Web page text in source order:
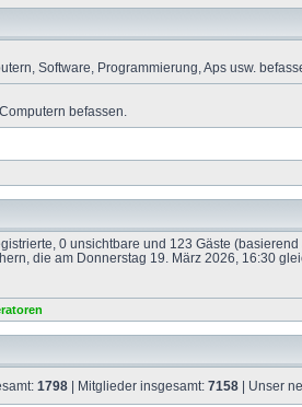
Software, Programmierung, Aps usw.
befassen.
0 unsichtbare und 123 Gäste
die am Donnerstag 19. März 2026, 16:30
1798 | Mitglieder insgesamt: 7158 | Unser